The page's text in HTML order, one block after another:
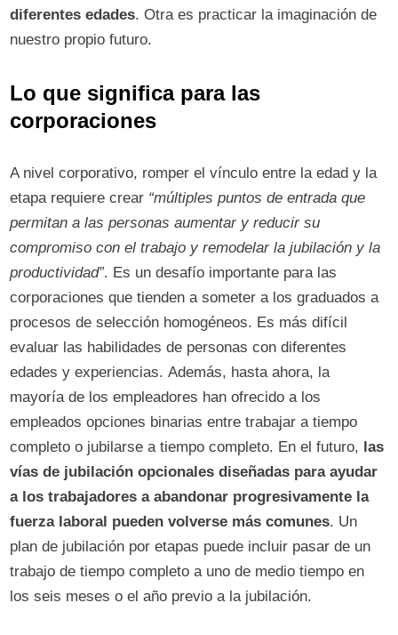
diferentes edades. Otra es practicar la imaginación de
nuestro propio futuro.
Lo que significa para las
corporaciones
A nivel corporativo, romper el vínculo entre la edad y la
etapa requiere crear “múltiples puntos de entrada que
permitan a las personas aumentar y reducir su
compromiso con el trabajo y remodelar la jubilación y la
productividad”. Es un desafío importante para las
corporaciones que tienden a someter a los graduados a
procesos de selección homogéneos. Es más difícil
evaluar las habilidades de personas con diferentes
edades y experiencias. Además, hasta ahora, la
mayoría de los empleadores han ofrecido a los
empleados opciones binarias entre trabajar a tiempo
completo o jubilarse a tiempo completo. En el futuro, las
vías de jubilación opcionales diseñadas para ayudar
a los trabajadores a abandonar progresivamente la
fuerza laboral pueden volverse más comunes. Un
plan de jubilación por etapas puede incluir pasar de un
trabajo de tiempo completo a uno de medio tiempo en
los seis meses o el año previo a la jubilación.